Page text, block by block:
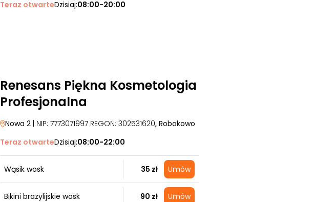
Teraz otwarteDzisiaj:08:00-20:00
Renesans Piękna Kosmetologia
Profesjonalna
Nowa 2 | NIP: 7773071997 REGON: 302531620, Robakowo
Teraz otwarteDzisiaj:08:00-22:00
Wąsik wosk 35 zł Umów
Bikini brazylijskie wosk 90 zł Umów